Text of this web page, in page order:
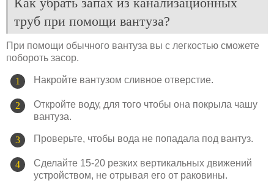
труб при помощи вантуза?
При помощи обычного вантуза вы с легкостью сможете
побороть засор.
Накройте вантузом сливное отверстие.
Откройте воду, для того чтобы она покрыла чашу
вантуза.
Проверьте, чтобы вода не попадала под вантуз.
Сделайте 15-20 резких вертикальных движений
устройством, не отрывая его от раковины.